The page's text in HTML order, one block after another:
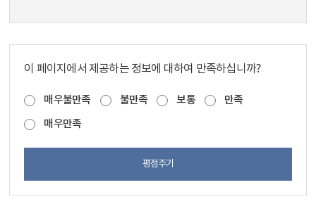
이 페이지에서 제공하는 정보에 대하여 만족하십니까?
매우불만족 불만족 보통
만족
매우만족
평점주기